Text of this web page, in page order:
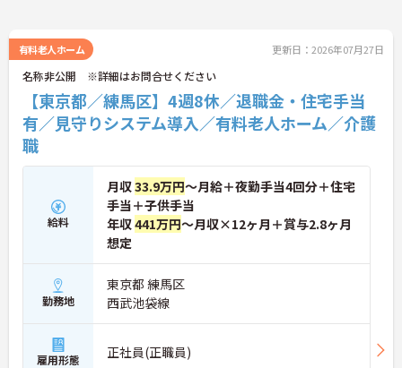
・施設の業績や個人の評価に応じて賞与とは別に支
給される特別報酬制度があり、日々の頑張りが直接
収入として還元されます。
・業務への取り組みやチームへの貢献度が公正に評
価される仕組みにより、高いモチベーションを維持
して働ける環境です。
垣根を超えて協力し合える体制です 】
・スタッフ全員で毎朝お客様の体調や業務連絡を丁
寧に共有することで、チーム全体でスムーズに連携
できる仕組みが構築されています。
・困った時もすぐに相談してフォローし合える風通
【医療機関と連携した安心の体制のもと、専門的な
ケアスキルを磨ける環境です】
・24時間体制で介護スタッフが常駐し、医療機関と
も連携しているため、緊急時にも落ち着いて対応で
有料老人ホーム 更新日：2026年07月27日
名称非公開 ※詳細はお問合せください
【東京都／練馬区】4週8休／退職金・住宅手当
有／見守りシステム導入／有料老人ホーム／介護
職
給料
月収33.9万円～月給＋夜勤手当4回分＋住宅
手当＋子供手当
年収441万円～月収×12ヶ月＋賞与2.8ヶ月
想定
勤務地
東京都 練馬区
西武池袋線
雇用形態 正社員(正職員)